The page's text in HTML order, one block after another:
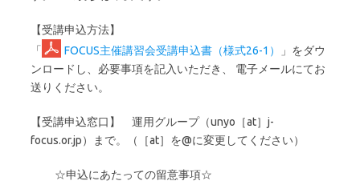
【受講申込方法】
「
FOCUS主催講習会受講申込書（様式26-1）
」をダウ
ンロードし、必要事項を記入いただき、 電子メールにてお
送りください。
【受講申込窓口】 運用グループ（unyo［at］j-
focus.or.jp）まで。（［at］を@に変更してください）
☆申込にあたっての留意事項☆